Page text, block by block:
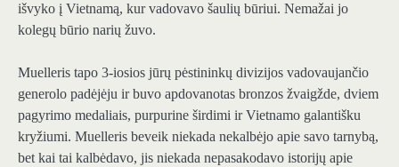
išvyko į Vietnamą, kur vadovavo šaulių būriui. Nemažai jo
kolegų būrio narių žuvo.
Muelleris tapo 3-iosios jūrų pėstininkų divizijos vadovaujančio
generolo padėjėju ir buvo apdovanotas bronzos žvaigžde, dviem
pagyrimo medaliais, purpurine širdimi ir Vietnamo galantišku
kryžiumi. Muelleris beveik niekada nekalbėjo apie savo tarnybą,
bet kai tai kalbėdavo, jis niekada nepasakodavo istorijų apie